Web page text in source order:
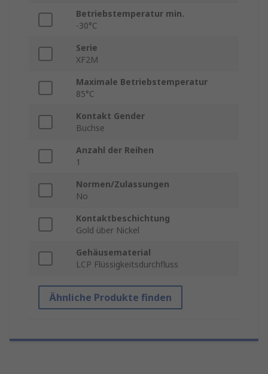
Betriebstemperatur min.
-30°C
Serie
XF2M
Maximale Betriebstemperatur
85°C
Kontakt Gender
Buchse
Anzahl der Reihen
1
Normen/Zulassungen
No
Kontaktbeschichtung
Gold über Nickel
Gehäusematerial
LCP Flüssigkeitsdurchfluss
Ähnliche Produkte finden